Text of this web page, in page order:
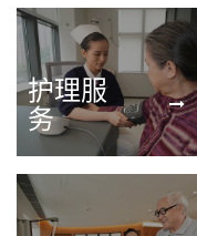
护理服
务